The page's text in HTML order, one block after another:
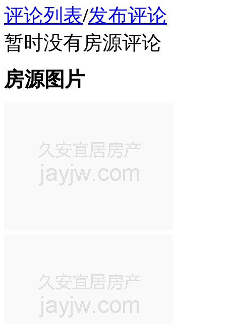
评论列表/发布评论
暂时没有房源评论
房源图片